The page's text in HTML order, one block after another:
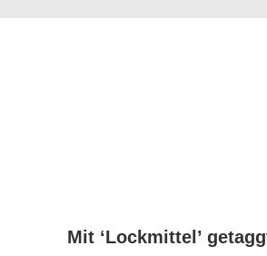
Mit ‘Lockmittel’